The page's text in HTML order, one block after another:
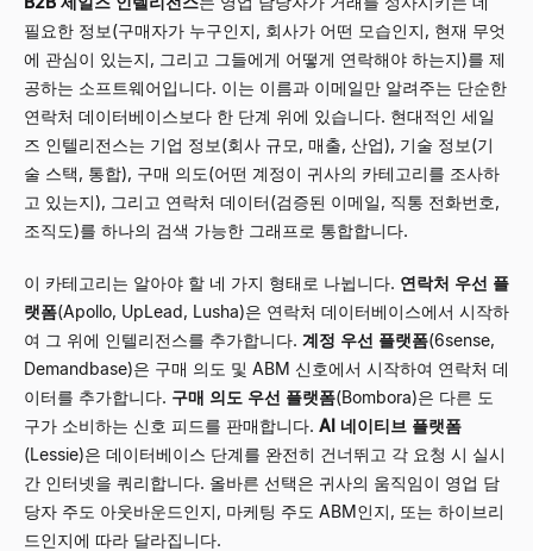
필요한 정보(구매자가 누구인지, 회사가 어떤 모습인지, 현재 무엇
에 관심이 있는지, 그리고 그들에게 어떻게 연락해야 하는지)를 제
공하는 소프트웨어입니다. 이는 이름과 이메일만 알려주는 단순한
연락처 데이터베이스보다 한 단계 위에 있습니다. 현대적인 세일
즈 인텔리전스는 기업 정보(회사 규모, 매출, 산업), 기술 정보(기
술 스택, 통합), 구매 의도(어떤 계정이 귀사의 카테고리를 조사하
고 있는지), 그리고 연락처 데이터(검증된 이메일, 직통 전화번호,
조직도)를 하나의 검색 가능한 그래프로 통합합니다.
이 카테고리는 알아야 할 네 가지 형태로 나뉩니다. 연락처 우선 플
랫폼(Apollo, UpLead, Lusha)은 연락처 데이터베이스에서 시작하
여 그 위에 인텔리전스를 추가합니다. 계정 우선 플랫폼(6sense,
Demandbase)은 구매 의도 및 ABM 신호에서 시작하여 연락처 데
이터를 추가합니다. 구매 의도 우선 플랫폼(Bombora)은 다른 도
구가 소비하는 신호 피드를 판매합니다. AI 네이티브 플랫폼
(Lessie)은 데이터베이스 단계를 완전히 건너뛰고 각 요청 시 실시
간 인터넷을 쿼리합니다. 올바른 선택은 귀사의 움직임이 영업 담
당자 주도 아웃바운드인지, 마케팅 주도 ABM인지, 또는 하이브리
드인지에 따라 달라집니다.